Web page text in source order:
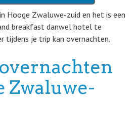
Hooge Zwaluwe-zuid en het is een
breakfast danwel hotel te
tijdens je trip kan overnachten.
Zwaluwe-